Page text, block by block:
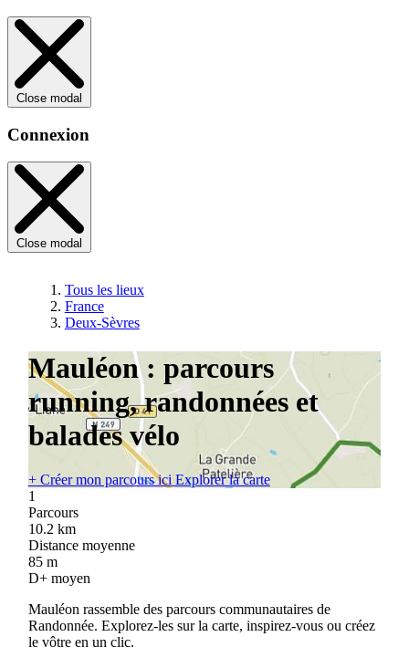
Close modal
Connexion
Close modal
Tous les lieux
France
Deux-Sèvres
Mauléon : parcours
running, randonnées et
balades vélo
+Créer mon parcours ici Explorer la carte
1
Parcours
10.2 km
Distance moyenne
85 m
D+ moyen
Mauléon rassemble des parcours communautaires de
Randonnée. Explorez-les sur la carte, inspirez-vous ou créez
le vôtre en un clic.